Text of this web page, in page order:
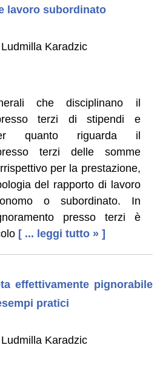
lavoro subordinato
Karadzic
che disciplinano il
terzi di stipendi e
quanto riguarda il
terzi delle somme
per la prestazione,
del rapporto di lavoro
o subordinato. In
presso terzi è
[ ... leggi tutto » ]
effettivamente pignorabile
pratici
Karadzic